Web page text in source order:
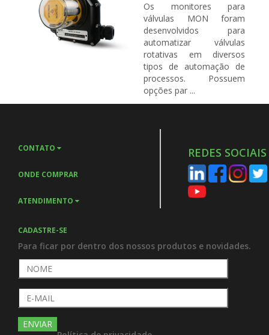
Os monitores para
válvulas MON foram
desenvolvidos para
automatizar válvulas
rotativas em diversos
tipos de automação de
processos. Possuem
opções par ...
CONTATO
ONDE COMPRAR
ATENDIMENTO
REDES SOCIAIS
CADASTRE-SE
Para ficar por dentro dos nossos produtos e novidades.
ENVIAR